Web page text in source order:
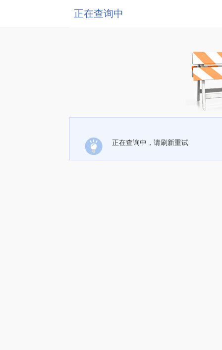
正在查询中
正在查询中，请刷新重试